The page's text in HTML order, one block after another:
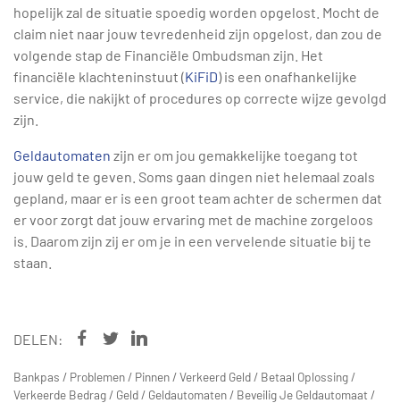
hopelijk zal de situatie spoedig worden opgelost. Mocht de
claim niet naar jouw tevredenheid zijn opgelost, dan zou de
volgende stap de Financiële Ombudsman zijn. Het
financiële klachteninstuut (KiFiD) is een onafhankelijke
service, die nakijkt of procedures op correcte wijze gevolgd
zijn.
Geldautomaten zijn er om jou gemakkelijke toegang tot
jouw geld te geven. Soms gaan dingen niet helemaal zoals
gepland, maar er is een groot team achter de schermen dat
er voor zorgt dat jouw ervaring met de machine zorgeloos
is. Daarom zijn zij er om je in een vervelende situatie bij te
staan.
DELEN:
Bankpas / Problemen / Pinnen /Verkeerd Geld / Betaal Oplossing /
Verkeerde Bedrag / Geld / Geldautomaten / Beveilig Je Geldautomaat /